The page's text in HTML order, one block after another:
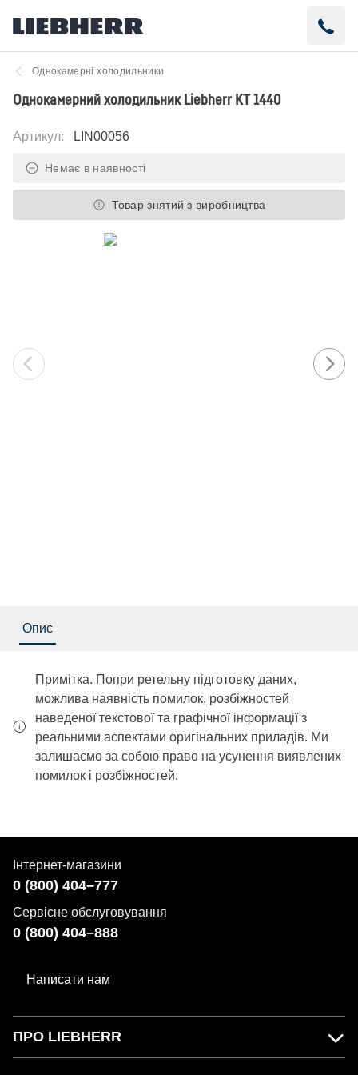
Однокамерні холодильники
Однокамерний холодильник Liebherr KT 1440
Артикул: LIN00056
Немає в наявності
Товар знятий з виробництва
Опис
Примітка. Попри ретельну підготовку даних,
можлива наявність помилок, розбіжностей
наведеної текстової та графічної інформації з
реальними аспектами оригінальних приладів. Ми
залишаємо за собою право на усунення виявлених
помилок і розбіжностей.
Інтернет-магазини
0 (800) 404–777
Сервісне обслуговування
0 (800) 404–888
Написати нам
ПРО LIEBHERR